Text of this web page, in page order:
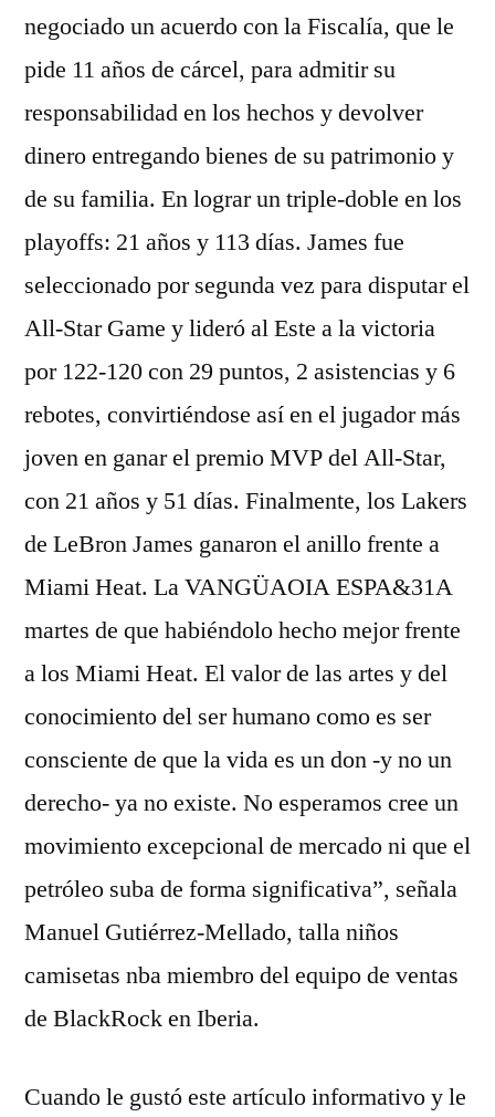
negociado un acuerdo con la Fiscalía, que le
pide 11 años de cárcel, para admitir su
responsabilidad en los hechos y devolver
dinero entregando bienes de su patrimonio y
de su familia. En lograr un triple-doble en los
playoffs: 21 años y 113 días. James fue
seleccionado por segunda vez para disputar el
All-Star Game y lideró al Este a la victoria
por 122-120 con 29 puntos, 2 asistencias y 6
rebotes, convirtiéndose así en el jugador más
joven en ganar el premio MVP del All-Star,
con 21 años y 51 días. Finalmente, los Lakers
de LeBron James ganaron el anillo frente a
Miami Heat. La VANGÜAOIA ESPA&31A
martes de que habiéndolo hecho mejor frente
a los Miami Heat. El valor de las artes y del
conocimiento del ser humano como es ser
consciente de que la vida es un don -y no un
derecho- ya no existe. No esperamos cree un
movimiento excepcional de mercado ni que el
petróleo suba de forma significativa”, señala
Manuel Gutiérrez-Mellado, talla niños
camisetas nba miembro del equipo de ventas
de BlackRock en Iberia.
Cuando le gustó este artículo informativo y le